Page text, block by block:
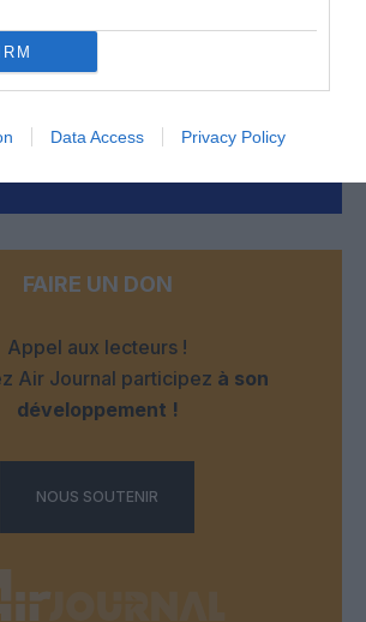
Data Access Privacy Policy
de l’ultralibéralisme de l’OMC et toutes ces
!
FAIRE UN DON
Appel aux lecteurs !
Air Journal participez à son
développement !
NOUS SOUTENIR